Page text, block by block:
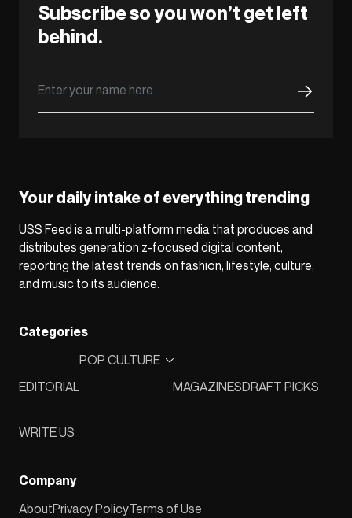
Subscribe so you won’t get left
behind.
Your daily intake of everything trending
USS Feed is a multi-platform media that produces and
distributes generation z-focused digital content,
reporting the latest trends on fashion, lifestyle, culture,
and music to its audience.
Categories
EDITORIAL
POP CULTURE
MAGAZINESDRAFT PICKS
WRITE US
Company
AboutPrivacy PolicyTerms of Use